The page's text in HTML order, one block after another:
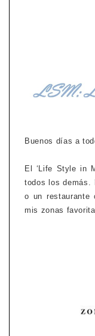
Buenos días a
El ‘Life Style in
todos los demás.
o un restaurante
mis zonas